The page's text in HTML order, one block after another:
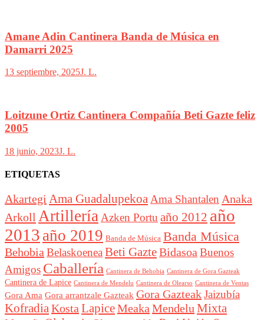
Amane Adin Cantinera Banda de Música en
Damarri 2025
13 septiembre, 2025J. L.
Loitzune Ortiz Cantinera Compañía Beti Gazte feliz
2005
18 junio, 2023J. L.
ETIQUETAS
Akartegi Ama GuadalupekoaAma Shantalen Anaka
Arkoll ArtilleríaAzken Portu año 2012 año
2013 año 2019 Banda de Música Banda Música
BehobiaBelaskoeneaBeti GazteBidasoaBuenos
Amigos Caballería Cantinera de Behobia Cantinera de Gora Gazteak
Cantinera de Lapice Cantinera de Mendelu Cantinera de Olearso Cantinera de Ventas
Gora Ama Gora arrantzale Gazteak Gora GazteakJaizubía
KofradiaKostaLapiceMeakaMendeluMixta